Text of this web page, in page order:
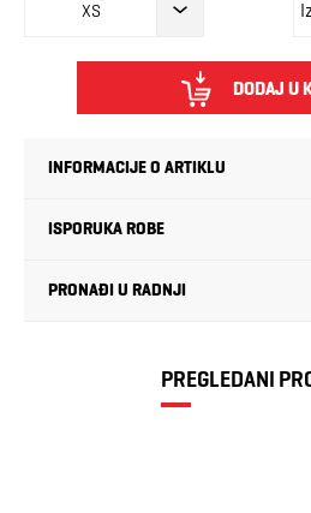
XS
DODAJ U
INFORMACIJE O ARTIKLU
ISPORUKA ROBE
PRONAĐI U RADNJI
PREGLEDANI